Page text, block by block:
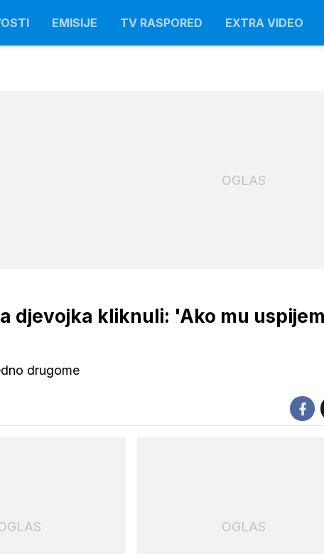
EMISIJE TV RASPORED EXTRA VIDEO
OGLAS
djevojka kliknuli: 'Ako mu
drugome
OGLAS